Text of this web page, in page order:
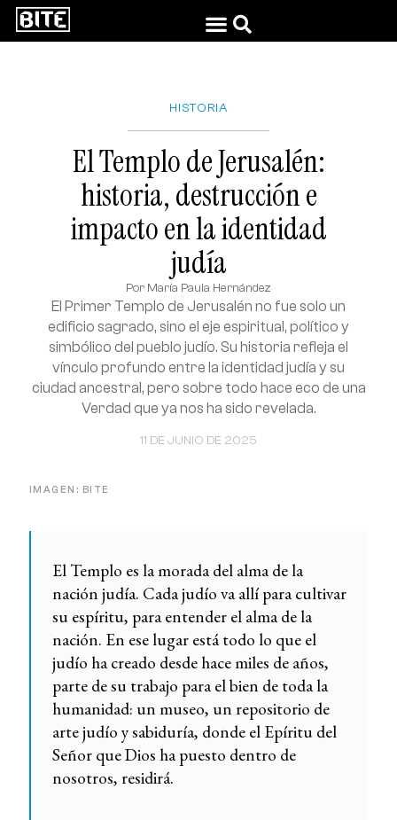
HISTORIA
El Templo de Jerusalén:
historia, destrucción e
impacto en la identidad
judía
Por María Paula Hernández
11 DE JUNIO DE 2025
El Primer Templo de Jerusalén no fue solo un
edificio sagrado, sino el eje espiritual, político y
simbólico del pueblo judío. Su historia refleja el
vínculo profundo entre la identidad judía y su
ciudad ancestral, pero sobre todo hace eco de una
Verdad que ya nos ha sido revelada.
IMAGEN: BITE
El Templo es la morada del alma de la
nación judía. Cada judío va allí para cultivar
su espíritu, para entender el alma de la
nación. En ese lugar está todo lo que el
judío ha creado desde hace miles de años,
parte de su trabajo para el bien de toda la
humanidad: un museo, un repositorio de
arte judío y sabiduría, donde el Epíritu del
Señor que Dios ha puesto dentro de
nosotros, residirá.